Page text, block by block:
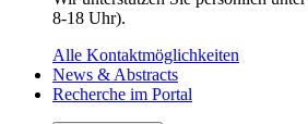
8-18 Uhr).
Alle Kontaktmöglichkeiten
News & Abstracts
Recherche im Portal